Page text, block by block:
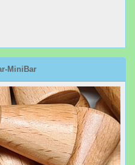
MiniBar